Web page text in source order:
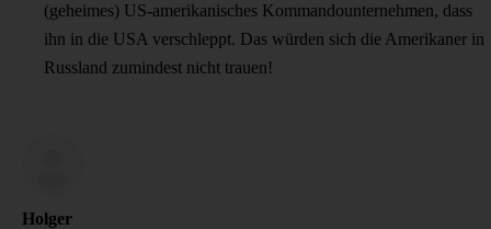
(geheimes) US-amerikanisches Kommandounternehmen, dass
ihn in die USA verschleppt. Das würden sich die Amerikaner in
Russland zumindest nicht trauen!
Holger